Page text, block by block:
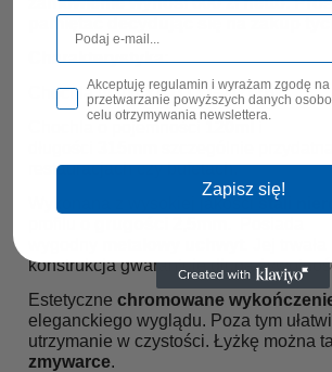
pamiętać decydując się na zakup
Charakterystyka:
Chochla markiYATO YG-02776.
Chochla o pojemności
restauracjach czy bufetach.
Wykonana z wysokiej jakości
stali
konstrukcja gwarantuje długą
Estetyczne chromowane
eleganckiego wyglądu. Poza tym
utrzymanie w czystości. Łyżkę można
zmywarce.
Akceptuję regulamin i wyrażam zgodę na
przetwarzanie powyższych danych
celu otrzymywania newslettera.
Zapisz się!